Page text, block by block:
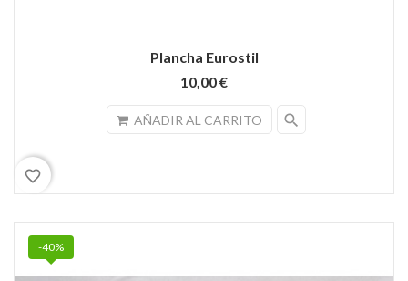
Plancha Eurostil
10,00 €
AÑADIR AL CARRITO search
favorite_border
-40%